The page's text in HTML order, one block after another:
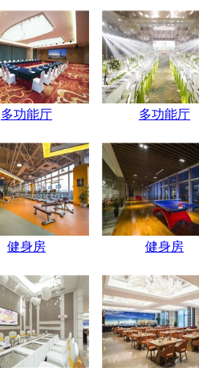
多功能厅 多功能厅
健身房 健身房